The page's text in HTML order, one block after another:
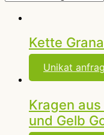
Kette
Unikat
Kragen
und Gelb